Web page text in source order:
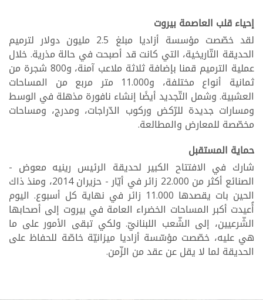
التحدّي الأخضر الأوّل
شاهد التفاصيل
نيسان 2015
أول ماراثون بيئيّ بين
المدارس
كانون الأول
2014
عيد الميلاد الأخضر
شاهد التفاصيل
إحياء قلب العاصمة بيروت
لقد خصّصت مؤسسة أزاديا مبلغ 2.5 مليون دولار لترميم
الحديقة التّاريخية، التي كانت قد أصبحت في حالة مذرية. خلال
عملية الترميم قمنا بإضافة ثلاثة ملاعب آمنة، و800 شجرة من
ثمانية أنواع مختلفة، و11.000 متر مربع من المساحات
العشبية. وشمل التّجديد أيضًا إنشاء نافورة مذهلة في الوسط
ومسارات جديدة للرّكض وركوب الدّراجات، ومدرج، ومساحات
مخصّصة للمعارض والمطالعة.
حماية المستقبل
شارك في الافتتاح الكبير لحديقة الرئيس رينيه معوض -
الصنائع أكثر من 22.000 زائر في أيّار - حزيران 2014، ومنذ ذاك
الحين بات يقصدها 11.000 زائر في نهاية كل أسبوع. اليوم
أُعيدت أكبر المساحات الخضراء العامة في بيروت إلى أصحابها
الشّرعيين، إلى الشّعب اللبنانيّ. ولكي تبقى الأمور على ما
هي عليه، خصّصت مؤسّسة أزاديا ميزانيّة خاصّة للحفاظ على
الحديقة لما لا يقل عن عقد من الزّمن.